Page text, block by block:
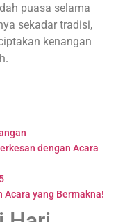
puasa selama
sekadar tradisi,
kenangan
dengan Acara
Acara yang Bermakna!